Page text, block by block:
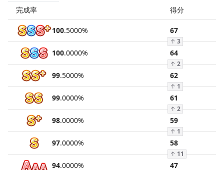
完成率 得分
100.5000% 67
↑ 3
100.0000% 64
↑ 2
99.5000% 62
↑ 1
99.0000% 61
↑ 2
98.0000% 59
↑ 1
97.0000% 58
↑ 11
94.0000% 47